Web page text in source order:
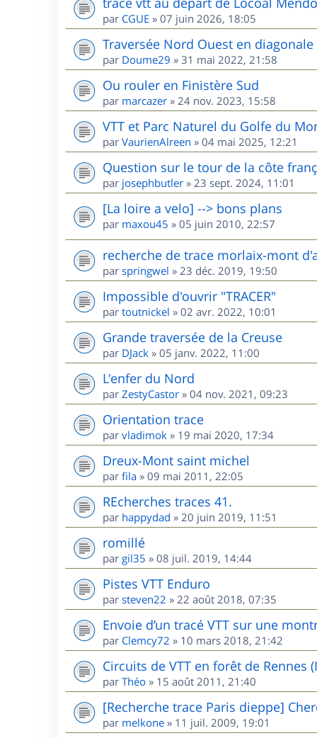
par CGUE » 07 juin 2026, 18:05
Traversée Nord Ouest en diagonale
par Doume29 » 31 mai 2022, 21:58
Ou rouler en Finistère Sud
par marcazer » 24 nov. 2023, 15:58
VTT et Parc Naturel du Golfe du
par VaurienAlreen » 04 mai 2025, 12:21
Question sur le tour de la côte
par josephbutler » 23 sept. 2024, 11:01
[La loire a velo] --> bons plans
par maxou45 » 05 juin 2010, 22:57
recherche de trace morlaix-mont
par springwel » 23 déc. 2019, 19:50
Impossible d'ouvrir "TRACER"
par toutnickel » 02 avr. 2022, 10:01
Grande traversée de la Creuse
par DJack » 05 janv. 2022, 11:00
L'enfer du Nord
par ZestyCastor » 04 nov. 2021, 09:23
Orientation trace
par vladimok » 19 mai 2020, 17:34
Dreux-Mont saint michel
par fila » 09 mai 2011, 22:05
REcherches traces 41.
par happydad » 20 juin 2019, 11:51
romillé
par gil35 » 08 juil. 2019, 14:44
Pistes VTT Enduro
par steven22 » 22 août 2018, 07:35
Envoie d’un tracé VTT sur une
par Clemcy72 » 10 mars 2018, 21:42
Circuits de VTT en forêt de Rennes
par Théo » 15 août 2011, 21:40
[Recherche trace Paris dieppe]
par melkone » 11 juil. 2009, 19:01